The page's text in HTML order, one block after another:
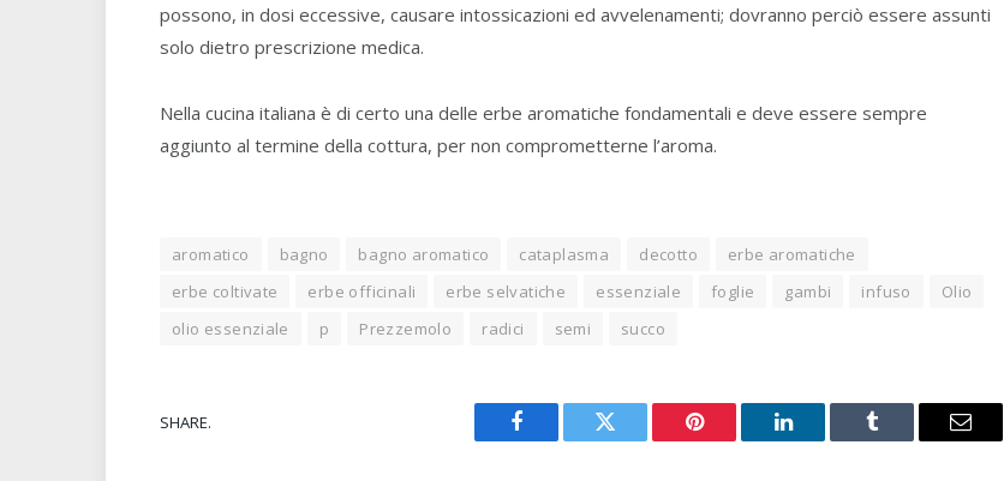
possono, in dosi eccessive, causare intossicazioni ed avvelenamenti; dovranno perciò essere assunti
solo dietro prescrizione medica.
Nella cucina italiana è di certo una delle erbe aromatiche fondamentali e deve essere sempre
aggiunto al termine della cottura, per non comprometterne l’aroma.
aromatico bagno bagno aromatico cataplasma decotto
erbe aromatiche
erbe coltivate
erbe officinali erbe selvatiche essenziale foglie gambi infuso
Olio
olio essenziale
p Prezzemolo radici semi succo
SHARE.
Facebook Twitter Pinterest LinkedIn Tumblr Email